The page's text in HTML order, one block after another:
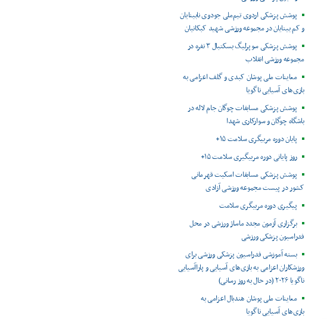
پوشش پزشکی اردوی تیم‌ملی جودوی نابینایان
و کم بینایان در مجموعه ورزشی شهید کبکانیان
پوشش پزشکی سوپرلیگ بسکتبال ۳ نفره در
مجموعه ورزشی انقلاب
معاینات ملی پوشان کبدی و گلف اعزامی به
بازی‌های آسیایی ناگویا
پوشش پزشکی مسابقات چوگان جام لاله در
باشگاه چوگان و سوارکاری شهدا
پایان دوره مربیگری سلامت ۱۵+
روز پایانی دوره مربیگیری سلامت ۱۵+
پوشش پزشکی مسابقات اسکیت قهرمانی
کشور در پیست مجموعه ورزشی آزادی
پیگیری دوره مربیگری سلامت
برگزاری آزمون مجدد ماساژ ورزشی در محل
فدراسیون پزشکی ورزشی
بسته آموزشی فدراسیون پزشکی ورزشی برای
ورزشکاران اعزامی به بازی‌های آسیایی و پاراآسیایی
ناگویا ۲۰۲۶ (در حال به روز رسانی)
معاینات ملی پوشان هندبال اعزامی به
بازی‌های آسیایی ناگویا